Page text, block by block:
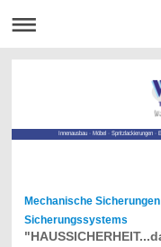
Innenausbau · Möbel · Spritzlackierungen
Mechanische
Sicherungssystems